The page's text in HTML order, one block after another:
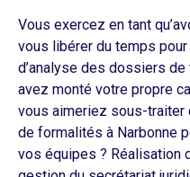
Vous exercez en tant
vous libérer du temps
d’analyse des dossiers
avez monté votre propre
vous aimeriez sous-traiter
de formalités à Narbonne
vos équipes ? Réalisation